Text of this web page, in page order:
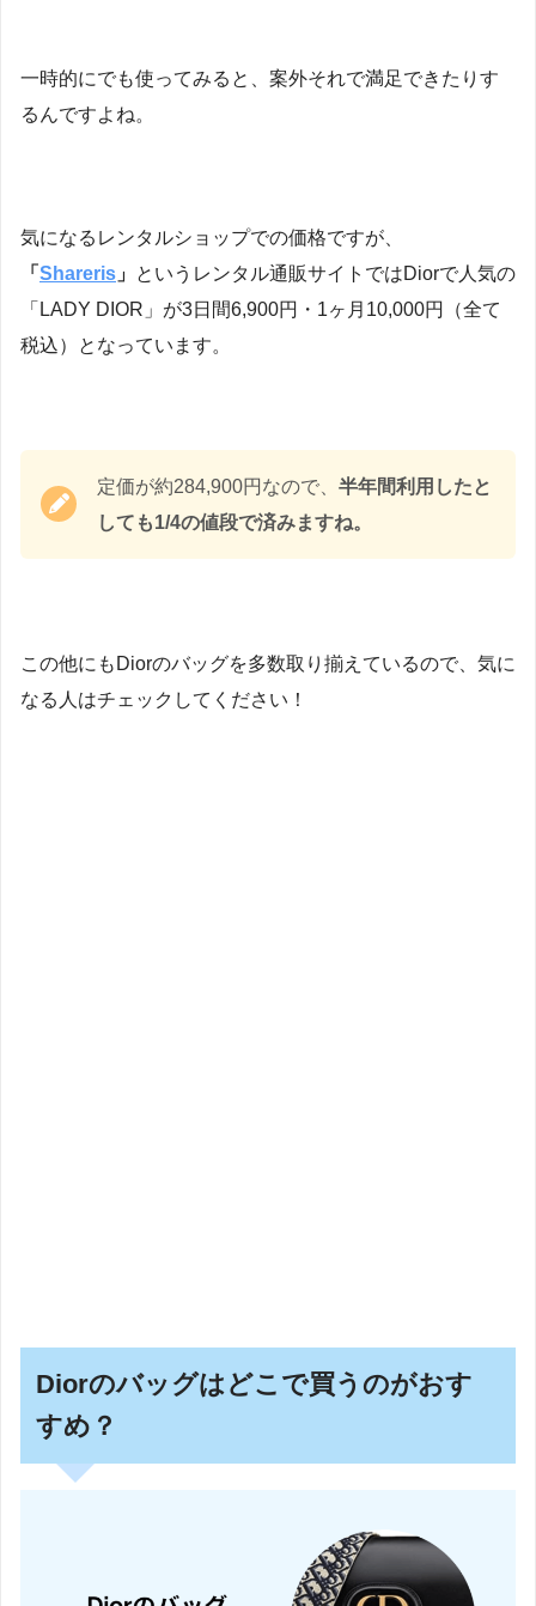
一時的にでも使ってみると、案外それで満足できたりす
るんですよね。
気になるレンタルショップでの価格ですが、
「 Shareris 」
というレンタル通販サイトではDiorで人気の
「LADY DIOR」が3日間6,900円・1ヶ月10,000円（全て
税込）となっています。
定価が約284,900円なので、 半年間利用したと
しても1/4の値段で済みますね。
この他にもDiorのバッグを多数取り揃えているので、気に
なる人はチェックしてください！
Diorのバッグはどこで買うのがおす
すめ？